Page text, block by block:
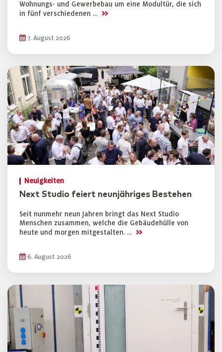
Wohnungs- und Gewerbebau um eine Modultür, die sich
in fünf verschiedenen … >>
7. August 2026
Neuigkeiten
Next Studio feiert neunjähriges Bestehen
Seit nunmehr neun Jahren bringt das Next Studio
Menschen zusammen, welche die Gebäudehülle von
heute und morgen mitgestalten. … >>
6. August 2026